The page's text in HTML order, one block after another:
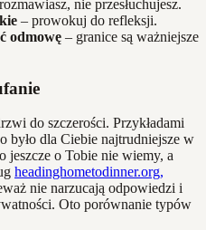
nie przesłuchujesz.
– prowokuj do refleksji.
odmowę – granice są ważniejsze
do szczerości. Przykładami
było dla Ciebie najtrudniejsze w
jeszcze o Tobie nie wiemy, a
headinghometodinner.org,
nie narzucają odpowiedzi i
Oto porównanie typów